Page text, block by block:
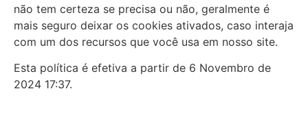
não tem certeza se precisa ou não, geralmente é
mais seguro deixar os cookies ativados, caso interaja
com um dos recursos que você usa em nosso site.
Esta política é efetiva a partir de 6 Novembro de
2024 17:37.